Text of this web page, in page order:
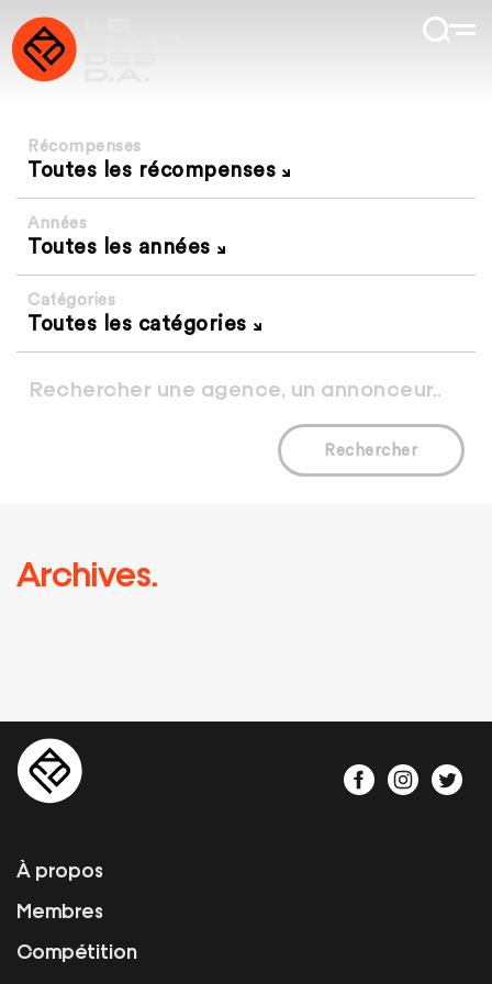
Récompenses
Toutes les récompenses
Années
Toutes les années
Catégories
Toutes les catégories
Rechercher
Archives.
À propos
Membres
Compétition